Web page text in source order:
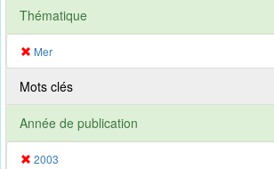
Thématique
Mer
Mots clés
Année de publication
2003